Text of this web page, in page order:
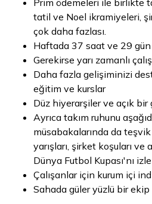
Prim ödemeleri ile birlikte
tatil ve Noel ikramiyeleri,
çok daha fazlası.
Haftada 37 saat ve 29
Gerekirse yarı zamanlı
Daha fazla gelişiminizi
eğitim ve kurslar
Düz hiyerarşiler ve açık
Ayrıca takım ruhunu
müsabakalarında da
yarışları, şirket koşuları
Dünya Futbol Kupası'nı
Çalışanlar için kurum içi
Sahada güler yüzlü bir